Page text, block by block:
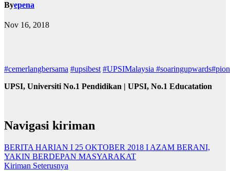
Byepena
Nov 16, 2018
#cemerlangbersama #upsibest #UPSIMalaysia #soaringupwards
UPSI, Universiti No.1 Pendidikan | UPSI, No.1 Educatation
Navigasi kiriman
BERITA HARIAN I 25 OKTOBER 2018 I AZAM BERANI,
YAKIN BERDEPAN MASYARAKAT
Kiriman Seterusnya